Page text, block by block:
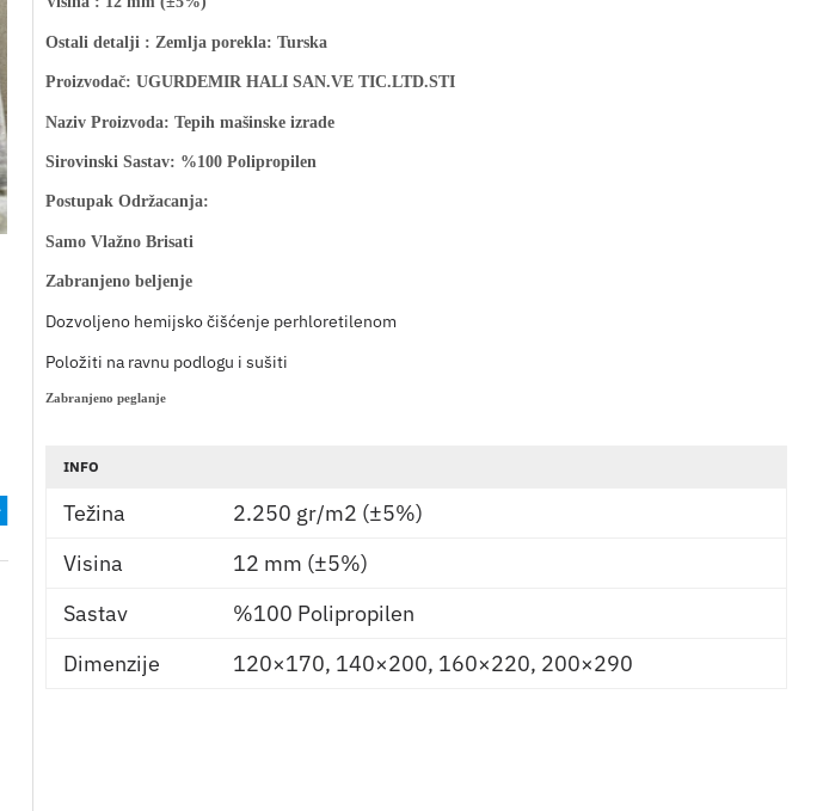
Ostali detalji : Zemlja porekla: Turska
Proizvodač: UGURDEMIR HALI SAN.VE TIC.LTD.STI
Naziv Proizvoda: Tepih mašinske izrade
Sirovinski Sastav: %100 Polipropilen
Postupak Održacanja:
Samo Vlažno Brisati
Zabranjeno beljenje
Dozvoljeno hemijsko čišćenje perhloretilenom
Položiti na ravnu podlogu i sušiti
Zabranjeno peglanje
INFO
Težina
2.250 gr/m2 (±5%)
Visina
12 mm (±5%)
Sastav
%100 Polipropilen
Dimenzije
120×170, 140×200, 160×220, 200×290